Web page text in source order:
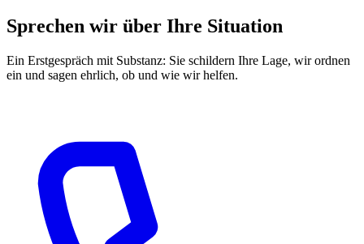
Sprechen wir über Ihre Situation
Ein Erstgespräch mit Substanz: Sie schildern Ihre Lage, wir ordnen
ein und sagen ehrlich, ob und wie wir helfen.